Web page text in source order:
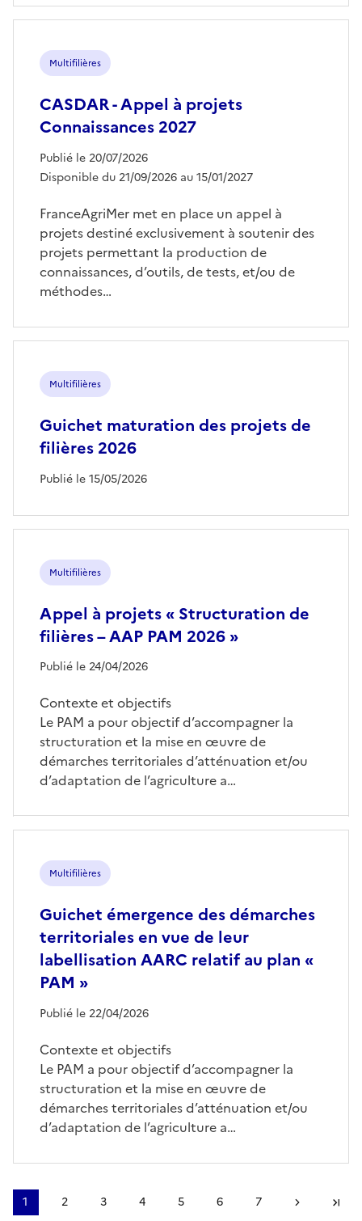
Multifilières
CASDAR - Appel à projets
Connaissances 2027
Publié le 20/07/2026
Disponible du 21/09/2026 au 15/01/2027
FranceAgriMer met en place un appel à
projets destiné exclusivement à soutenir des
projets permettant la production de
connaissances, d’outils, de tests, et/ou de
méthodes…
Multifilières
Guichet maturation des projets de
filières 2026
Publié le 15/05/2026
Multifilières
Appel à projets « Structuration de
filières – AAP PAM 2026 »
Publié le 24/04/2026
Contexte et objectifs
Le PAM a pour objectif d’accompagner la
structuration et la mise en œuvre de
démarches territoriales d’atténuation et/ou
d’adaptation de l’agriculture a…
Multifilières
Guichet émergence des démarches
territoriales en vue de leur
labellisation AARC relatif au plan «
PAM »
Publié le 22/04/2026
Contexte et objectifs
Le PAM a pour objectif d’accompagner la
structuration et la mise en œuvre de
démarches territoriales d’atténuation et/ou
d’adaptation de l’agriculture a…
Pagination
Page
1
Page
2
Page
3
Page
4
Page
5
Page
6
Page
7
Page